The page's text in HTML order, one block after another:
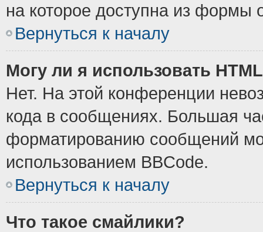
на которое доступна из формы
Вернуться к началу
Могу ли я использовать
Нет. На этой конференции
кода в сообщениях. Большая
форматированию сообщений
использованием BBCode.
Вернуться к началу
Что такое смайлики?